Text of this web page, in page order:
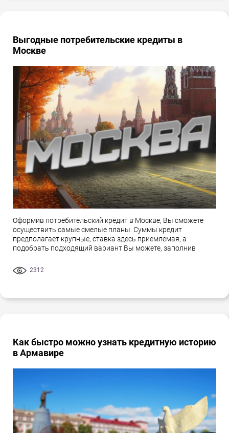
Выгодные потребительские кредиты в
Москве
Оформив потребительский кредит в Москве, Вы сможете
осуществить самые смелые планы. Суммы кредит
предполагает крупные, ставка здесь приемлемая, а
подобрать подходящий вариант Вы можете, заполнив
2312
Как быстро можно узнать кредитную историю
в Армавире